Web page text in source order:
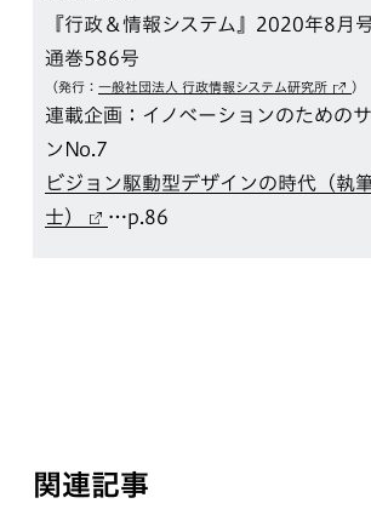
『行政＆情報システム』2020年8月
通巻586号
（発行： 一般社団法人 行政情報システム研究所 ）
連載企画：イノベーションのための
ンNo.7
ビジョン駆動型デザインの時代（執
士）
…p.86
関連記事